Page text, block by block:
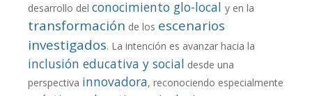
desarrollo del conocimiento glo-local y en la
transformación de los escenarios
investigados. La intención es avanzar hacia la
inclusión educativa y social desde una
perspectiva innovadora, reconociendo especialmente